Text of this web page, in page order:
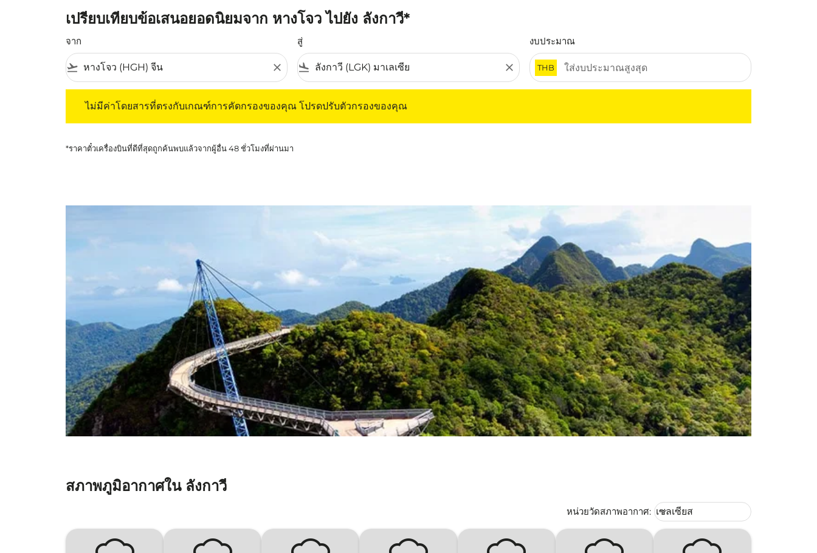
เปรียบเทียบข้อเสนอยอดนิยมจาก หางโจว ไปยัง ลังกาวี*
จาก
flight_takeoff close
สู่
flight_land close
งบประมาณ
THB
ไม่มีค่าโดยสารที่ตรงกับเกณฑ์การคัดกรองของคุณ โปรดปรับตัวกรองของคุณ
*ราคาตั๋วเครื่องบินที่ดีที่สุดถูกค้นพบแล้วจากผู้อื่น 48 ชั่วโมงที่ผ่านมา
สภาพภูมิอากาศใน ลังกาวี
หน่วยวัดสภาพอากาศ: Weather unit option เซลเซียส
เซลเซียส
keyboard_arrow_down